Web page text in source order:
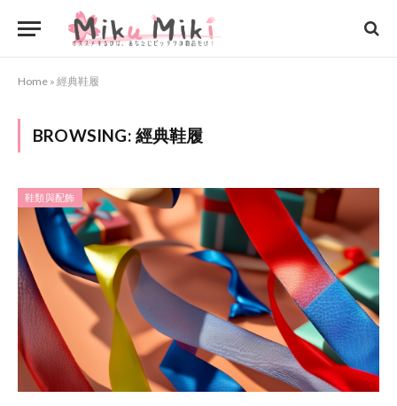
Home » 經典鞋履
BROWSING: 經典鞋履
鞋類與配飾